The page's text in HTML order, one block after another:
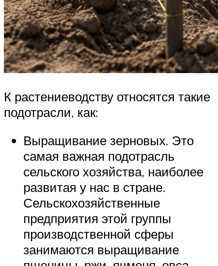
К растениеводству относятся такие
подотрасли, как:
Выращивание зерновых. Это
самая важная подотрасль
сельского хозяйства, наиболее
развитая у нас в стране.
Сельскохозяйственные
предприятия этой группы
производственной сферы
занимаются выращивание